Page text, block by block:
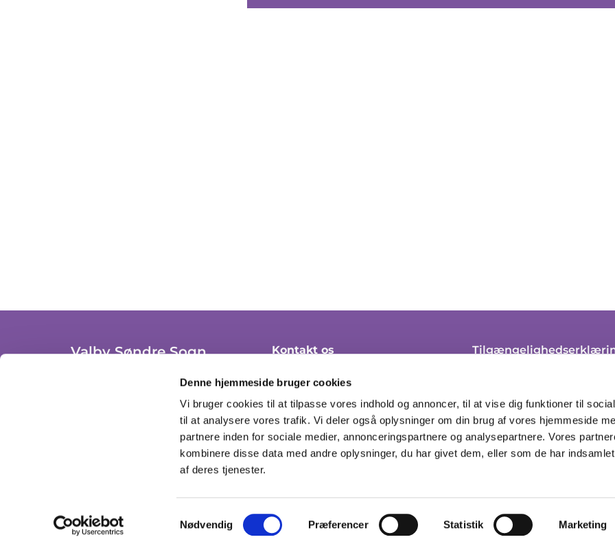
Denne hjemmeside bruger cookies
Vi bruger cookies til at tilpasse vores indhold og annoncer, til at vise dig funktioner til
til at analysere vores trafik. Vi deler også oplysninger om din brug af vores hjemmeside
partnere inden for sociale medier, annonceringspartnere og analysepartnere. Vores
kombinere disse data med andre oplysninger, du har givet dem, eller som de har
af deres tjenester.
Samtykkevalg
Nødvendig Præferencer Statistik Marketing
Valby Søndre Sogn
Trekronergade 3A, st. th.
Kontakt os
valbysoendre.sogn@km.dk
Se åbningstider her
Cookie-politik
Tilmeld til nyhedsbrev
Privatlivspolitik Log på ChurchDesk